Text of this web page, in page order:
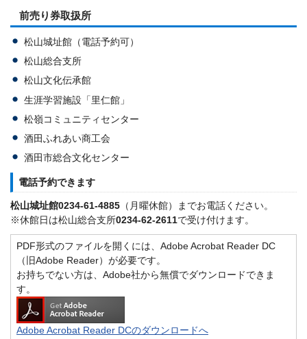
前売り券取扱所
松山城址館（電話予約可）
松山総合支所
松山文化伝承館
生涯学習施設「里仁館」
松嶺コミュニティセンター
酒田ふれあい商工会
酒田市総合文化センター
電話予約できます
松山城址館0234-61-4885 （月曜休館）までお電話ください。
※休館日は松山総合支所0234-62-2611で受け付けます。
PDF形式のファイルを開くには、Adobe Acrobat Reader DC
（旧Adobe Reader）が必要です。
お持ちでない方は、Adobe社から無償でダウンロードできま
す。
Adobe Acrobat Reader DCのダウンロードへ